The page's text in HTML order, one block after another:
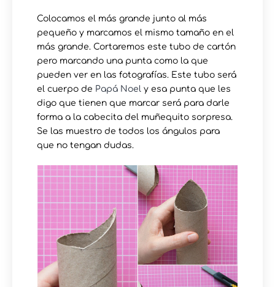
Colocamos el más grande junto al más
pequeño y marcamos el mismo tamaño en el
más grande. Cortaremos este tubo de cartón
pero marcando una punta como la que
pueden ver en las fotografías. Este tubo será
el cuerpo de Papá Noel y esa punta que les
digo que tienen que marcar será para darle
forma a la cabecita del muñequito sorpresa.
Se las muestro de todos los ángulos para
que no tengan dudas.